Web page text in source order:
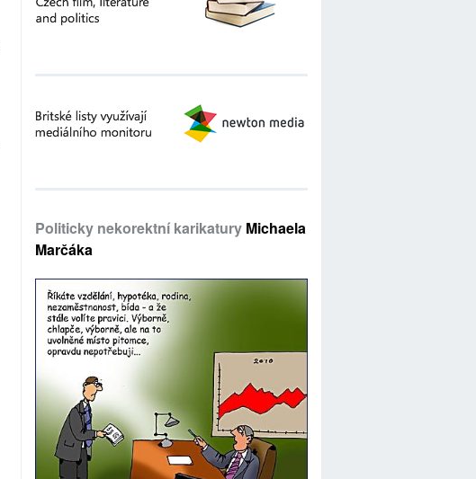
Politicky nekorektní karikatury Michaela
Marčáka